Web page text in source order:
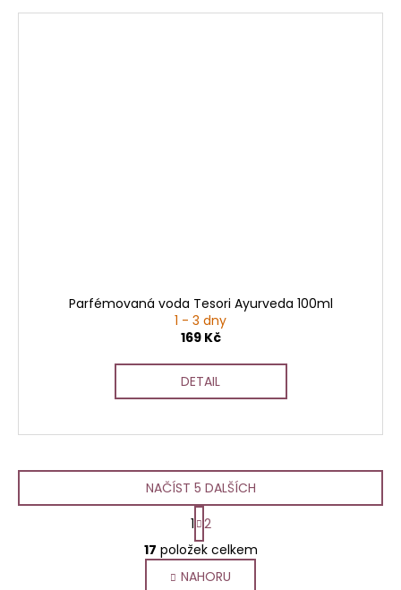
Parfémovaná voda Tesori Ayurveda 100ml
1 - 3 dny
169 Kč
DETAIL
O
v
l
NAČÍST 5 DALŠÍCH
S
t
r
á
n
1 2
17 položek celkem
NAHORU